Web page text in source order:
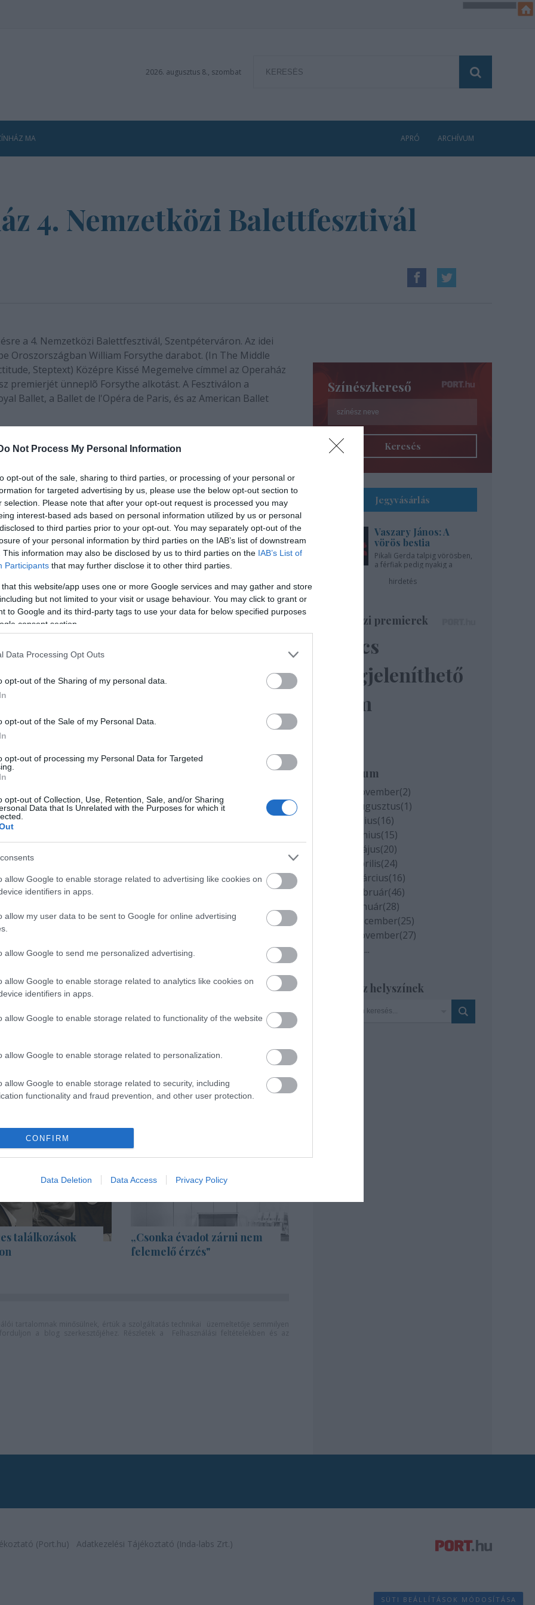
Not Process My Personal Information
opt-out of the sale, sharing to third parties, or processing of your personal or
for targeted advertising by us, please use the below opt-out section to
selection. Please note that after your opt-out request is processed you may
interest-based ads based on personal information utilized by us or personal
to third parties prior to your opt-out. You may separately opt-out of the
of your personal information by third parties on the IAB’s list of downstream
This information may also be disclosed by us to third parties on the IAB’s List of
Participants that may further disclose it to other third parties.
that this website/app uses one or more Google services and may gather and store
but not limited to your visit or usage behaviour. You may click to grant or
to Google and its third-party tags to use your data for below specified purposes
consent section.
Data Processing Opt Outs
opt-out of the Sharing of my personal data.
opt-out of the Sale of my Personal Data.
opt-out of processing my Personal Data for Targeted
opt-out of Collection, Use, Retention, Sale, and/or Sharing
Data that Is Unrelated with the Purposes for which it
allow Google to enable storage related to advertising like cookies on
identifiers in apps.
allow my user data to be sent to Google for online advertising
allow Google to send me personalized advertising.
allow Google to enable storage related to analytics like cookies on
identifiers in apps.
allow Google to enable storage related to functionality of the website
allow Google to enable storage related to personalization.
allow Google to enable storage related to security, including
functionality and fraud prevention, and other user protection.
CONFIRM
Data Deletion Data Access Privacy Policy
2026. augusztus 8., szombat
MA APRÓ ARCHÍVUM
4. Nemzetközi Balettfesztivál
a 4. Nemzetközi Balettfesztivál, Szentpéterváron. Az idei
Oroszországban William Forsythe darabot. (In The Middle
Steptext) Középre Kissé Megemelve címmel az Operaház
premierjét ünneplõ Forsythe alkotást. A Fesztiválon a
Ballet, a Ballet de l'Opéra de Paris, és az American Ballet
Le Sacre du printemps
Ballet La Scala)
találkozások
„Csonka évadot zárni nem
felemelő érzés"
Színészkereső
Keresés
Jegyvásárlás
Vaszary János: A
vörös bestia
Pikali Gerda talpig vörösben,
a férfiak pedig nyakig a
hirdetés
Színházi premierek
Nincs
megjeleníthető
elem
Archívum
2020 november(2)
2020 augusztus(1)
2020 július(16)
2020 június(15)
2020 május(20)
2020 április(24)
2020 március(16)
2020 február(46)
2020 január(28)
2019 december(25)
2019 november(27)
...
Szinház helyszínek
(Port.hu) Adatkezelési Tájékoztató (Inda-labs Zrt.)
SÜTI BEÁLLÍTÁSOK MÓDOSÍTÁSA